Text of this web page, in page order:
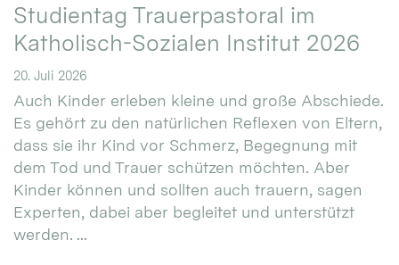
Studientag Trauerpastoral im
Katholisch-Sozialen Institut 2026
20. Juli 2026
Auch Kinder erleben kleine und große Abschiede.
Es gehört zu den natürlichen Reflexen von Eltern,
dass sie ihr Kind vor Schmerz, Begegnung mit
dem Tod und Trauer schützen möchten. Aber
Kinder können und sollten auch trauern, sagen
Experten, dabei aber begleitet und unterstützt
werden. ...